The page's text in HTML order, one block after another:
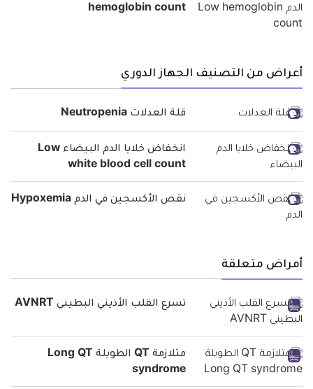
hemoglobin count
أعراض من التصنيف الجهاز الدوري
قلة العدلات Neutropenia
انخفاض خلايا الدم البيضاء Low
white blood cell count
نقص الأكسجين في الدم Hypoxemia
أمراض متعلقة
تسرع القلب الأذيني البطيني AVNRT
متلازمة QT الطويلة Long QT
syndrome